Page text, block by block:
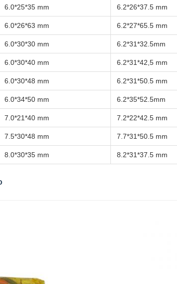
6.0*25*35 mm 6.2*26*37.5 mm
6.0*26*63 mm 6.2*27*65.5 mm
6.0*30*30 mm 6.2*31*32.5mm
6.0*30*40 mm 6.2*31*42,5 mm
6.0*30*48 mm 6.2*31*50.5 mm
6.0*34*50 mm 6.2*35*52.5mm
7.0*21*40 mm 7.2*22*42.5 mm
7.5*30*48 mm 7.7*31*50.5 mm
8.0*30*35 mm 8.2*31*37.5 mm